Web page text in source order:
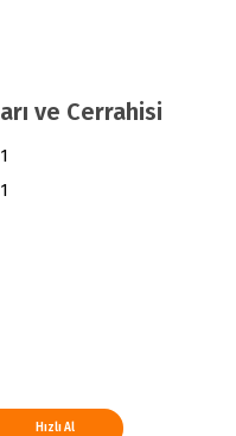
ve Cerrahisi
Hızlı Al